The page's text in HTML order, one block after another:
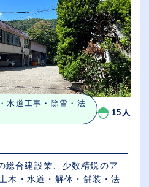
水道工事・除雪・法
15人
総合建設業、少数精鋭のア
木・水道・解体・舗装・法